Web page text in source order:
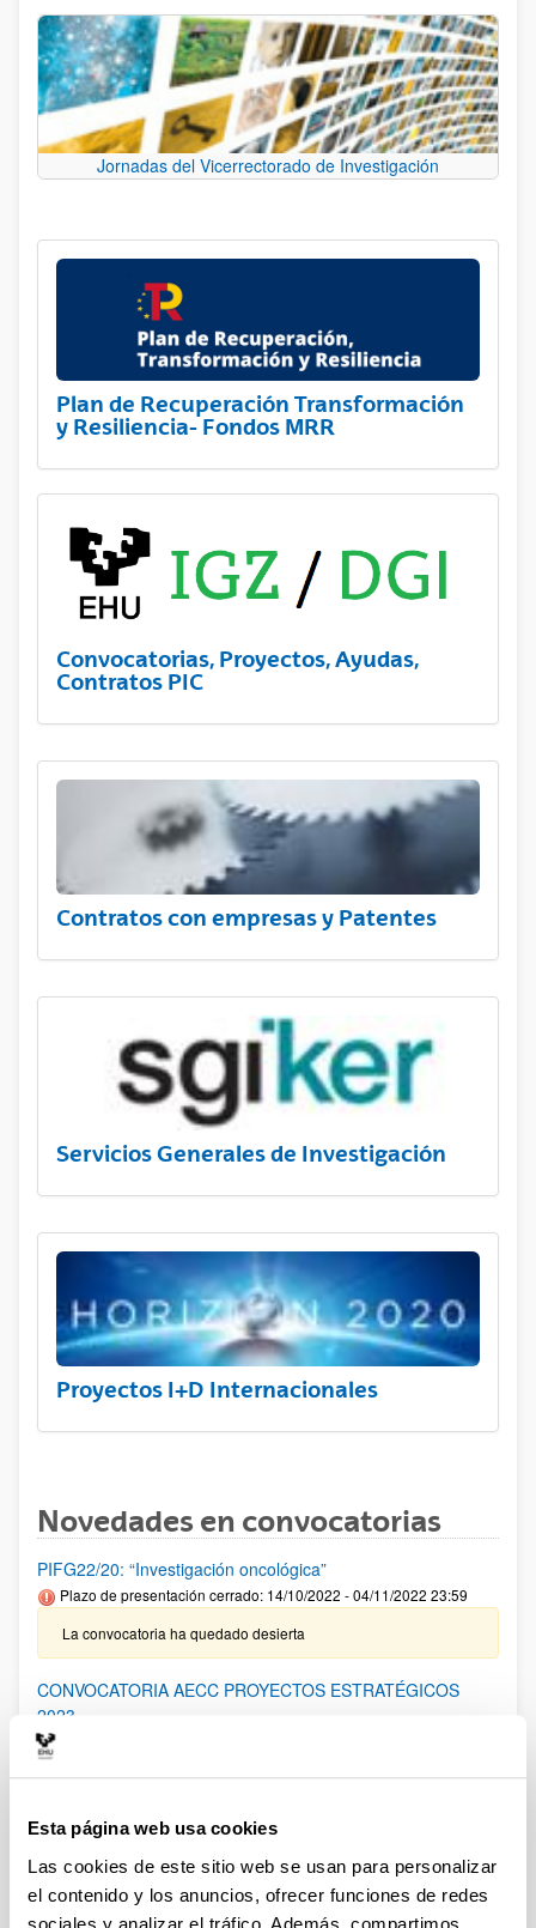
Esta página web usa cookies
Las cookies de este sitio web se usan para personalizar
el contenido y los anuncios, ofrecer funciones de redes
sociales y analizar el tráfico. Además, compartimos
Jornadas del Vicerrectorado de Investigación
Plan de Recuperación Transformación
y Resiliencia- Fondos MRR
Convocatorias, Proyectos, Ayudas,
Contratos PIC
Contratos con empresas y Patentes
Servicios Generales de Investigación
Proyectos I+D Internacionales
Novedades en convocatorias
PIFG22/20: “Investigación oncológica”
Plazo de presentación cerrado: 14/10/2022 - 04/11/2022 23:59
La convocatoria ha quedado desierta
CONVOCATORIA AECC PROYECTOS ESTRATÉGICOS
2023
15/12/2022 a las 15:00
CONVOCATORIA LAB AECC 2023
El plazo para la presentación de solicitudes finaliza el
26/01/2023 a las 15:00